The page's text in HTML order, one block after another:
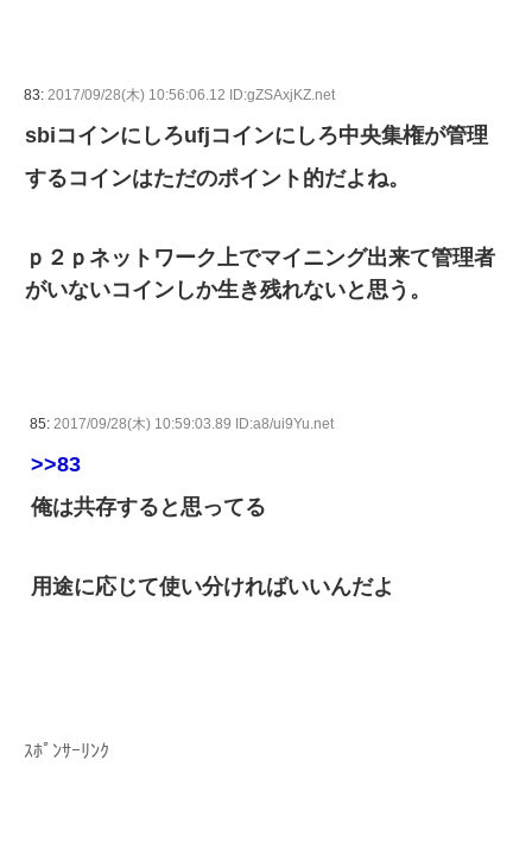
83: 2017/09/28(木) 10:56:06.12 ID:gZSAxjKZ.net
sbiコインにしろufjコインにしろ中央集権が管理
するコインはただのポイント的だよね。
ｐ２ｐネットワーク上でマイニング出来て管理者
がいないコインしか生き残れないと思う。
85: 2017/09/28(木) 10:59:03.89 ID:a8/ui9Yu.net
>>83
俺は共存すると思ってる
用途に応じて使い分ければいいんだよ
ｽﾎﾟﾝｻｰﾘﾝｸ